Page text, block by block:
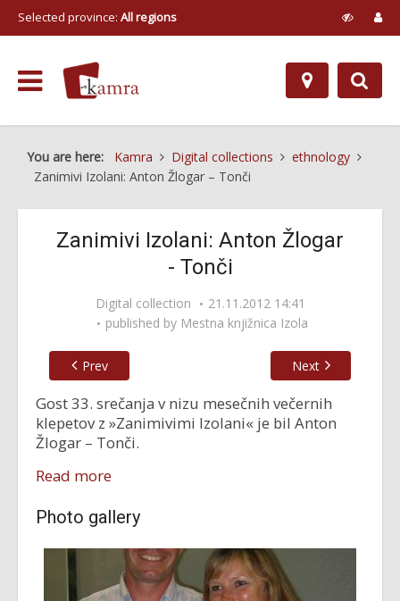
Selected province: All regions
You are here: Kamra Digital collections
ethnology
Zanimivi Izolani: Anton Žlogar – Tonči
Zanimivi Izolani: Anton Žlogar
- Tonči
Digital collection
21.11.2012 14:41
published by Mestna knjižnica Izola
Prev Next
Gost 33. srečanja v nizu mesečnih večernih
klepetov z »Zanimivimi Izolani« je bil Anton
Žlogar – Tonči.
Read more
Photo gallery